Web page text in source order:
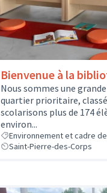
Bienvenue à la
Nous sommes une
quartier prioritaire,
scolarisons plus de 174
environ...
Environnement et cadre
Saint-Pierre-des-Corps